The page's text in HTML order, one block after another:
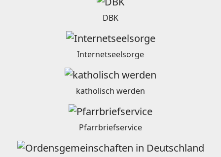
DBK
Internetseelsorge
katholisch werden
Pfarrbriefservice